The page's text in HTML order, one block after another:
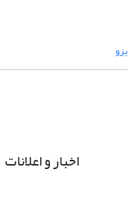
اخبار و اعلانات